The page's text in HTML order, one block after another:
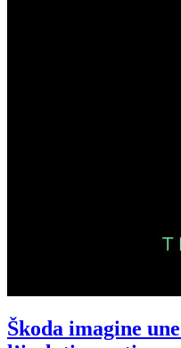
Škoda imagine